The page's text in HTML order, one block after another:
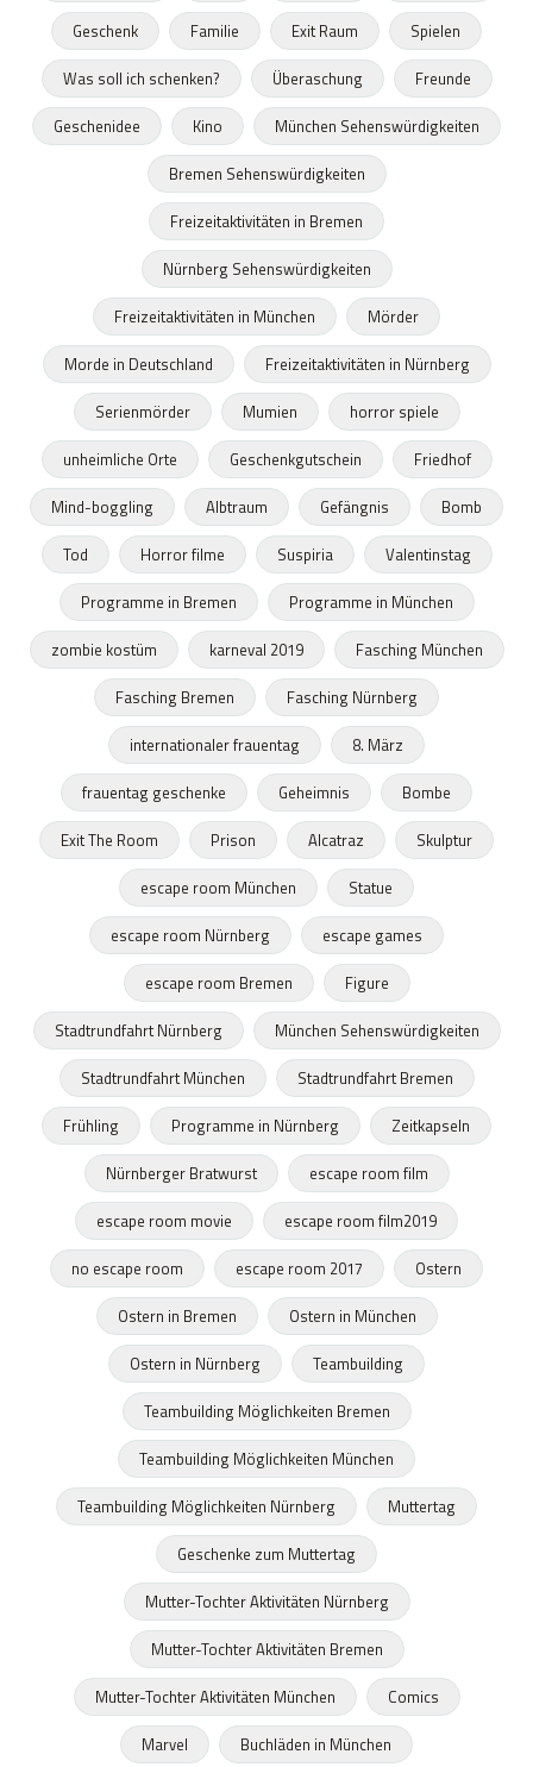
Geschenk
Familie Exit Raum
Spielen
Was soll ich schenken?
Überaschung
Freunde
Geschenidee
Kino
München Sehenswürdigkeiten
Bremen Sehenswürdigkeiten
Freizeitaktivitäten in Bremen
Nürnberg Sehenswürdigkeiten
Freizeitaktivitäten in München
Mörder
Morde in Deutschland
Freizeitaktivitäten in Nürnberg
Serienmörder
Mumien
horror spiele
unheimliche Orte
Geschenkgutschein
Friedhof
Mind-boggling
Albtraum Gefängnis
Bomb
Tod
Horror filme Suspiria
Valentinstag
Programme in Bremen
Programme in München
zombie kostüm
karneval 2019
Fasching München
Fasching Bremen
Fasching Nürnberg
internationaler frauentag
8. März
frauentag geschenke
Geheimnis
Bombe
Exit The Room
Prison Alcatraz
Skulptur
escape room München
Statue
escape room Nürnberg
escape games
escape room Bremen
Figure
Stadtrundfahrt Nürnberg
München Sehenswürdigkeiten
Stadtrundfahrt München
Stadtrundfahrt Bremen
Frühling
Programme in Nürnberg
Zeitkapseln
Nürnberger Bratwurst
escape room film
escape room movie
escape room film2019
no escape room
escape room 2017
Ostern
Ostern in Bremen
Ostern in München
Ostern in Nürnberg
Teambuilding
Teambuilding Möglichkeiten Bremen
Teambuilding Möglichkeiten München
Teambuilding Möglichkeiten Nürnberg
Muttertag
Geschenke zum Muttertag
Mutter-Tochter Aktivitäten Nürnberg
Mutter-Tochter Aktivitäten Bremen
Mutter-Tochter Aktivitäten München
Comics
Marvel
Buchläden in München